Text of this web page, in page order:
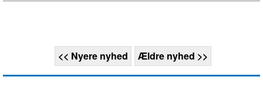
<< Nyere nyhed Ældre nyhed >>